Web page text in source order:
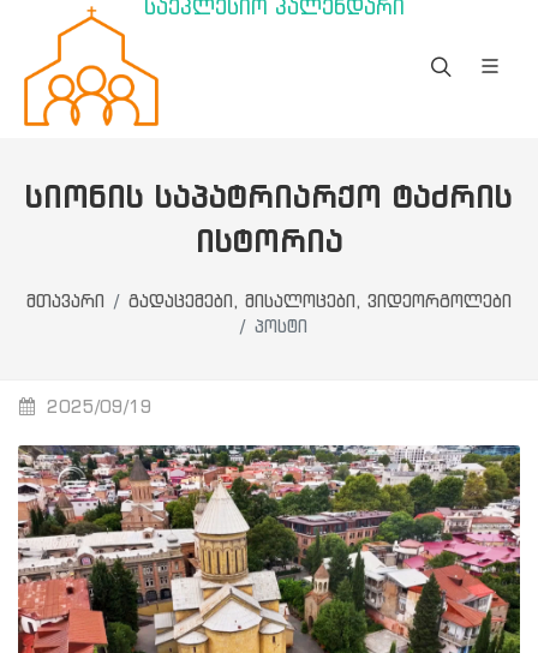
საეკლესიო კალენდარი
ᲡᲘᲝᲜᲘᲡ ᲡᲐᲞᲐᲢᲠᲘᲐᲠᲥᲝ ᲢᲐᲫᲠᲘᲡ
ᲘᲡᲢᲝᲠᲘᲐ
მთავარი
გადაცემები, მისალოცები, ვიდეორგოლები
პოსტი
2025/09/19